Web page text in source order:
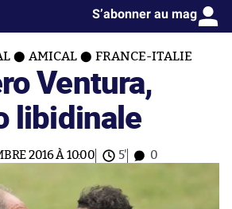
S’abonner au mag
AMICAL FRANCE-ITALIE
Ventura,
libidinale
2016 À 10:00 5' 0